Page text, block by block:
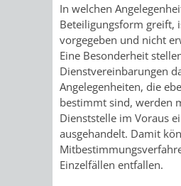
In welchen
Beteiligungsform greift,
vorgegeben und nicht
Eine Besonderheit
Dienstvereinbarungen
Angelegenheiten, die
bestimmt sind, werden
Dienststelle im Voraus
ausgehandelt. Damit
Einzelfällen entfallen.